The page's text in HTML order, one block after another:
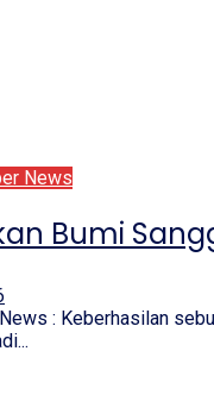
News
Bumi
: Keberhasilan